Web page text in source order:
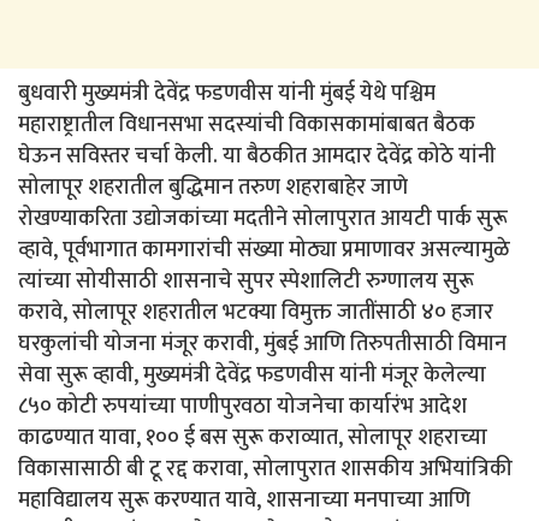
बुधवारी मुख्यमंत्री देवेंद्र फडणवीस यांनी मुंबई येथे पश्चिम
महाराष्ट्रातील विधानसभा सदस्यांची विकासकामांबाबत बैठक
घेऊन सविस्तर चर्चा केली. या बैठकीत आमदार देवेंद्र कोठे यांनी
सोलापूर शहरातील बुद्धिमान तरुण शहराबाहेर जाणे
रोखण्याकरिता उद्योजकांच्या मदतीने सोलापुरात आयटी पार्क सुरू
व्हावे, पूर्वभागात कामगारांची संख्या मोठ्या प्रमाणावर असल्यामुळे
त्यांच्या सोयीसाठी शासनाचे सुपर स्पेशालिटी रुग्णालय सुरू
करावे, सोलापूर शहरातील भटक्या विमुक्त जातींसाठी ४० हजार
घरकुलांची योजना मंजूर करावी, मुंबई आणि तिरुपतीसाठी विमान
सेवा सुरू व्हावी, मुख्यमंत्री देवेंद्र फडणवीस यांनी मंजूर केलेल्या
८५० कोटी रुपयांच्या पाणीपुरवठा योजनेचा कार्यारंभ आदेश
काढण्यात यावा, १०० ई बस सुरू कराव्यात, सोलापूर शहराच्या
विकासासाठी बी टू रद्द करावा, सोलापुरात शासकीय अभियांत्रिकी
महाविद्यालय सुरू करण्यात यावे, शासनाच्या मनपाच्या आणि